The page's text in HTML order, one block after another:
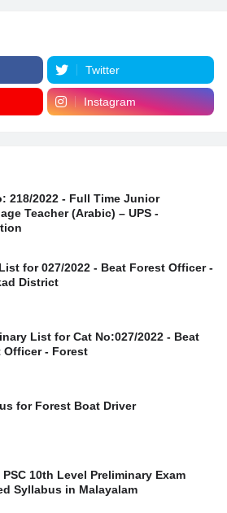
Twitter
Instagram
218/2022 - Full Time Junior
Teacher (Arabic) – UPS -
for 027/2022 - Beat Forest Officer -
District
List for Cat No:027/2022 - Beat
Officer - Forest
for Forest Boat Driver
PSC 10th Level Preliminary Exam
Syllabus in Malayalam